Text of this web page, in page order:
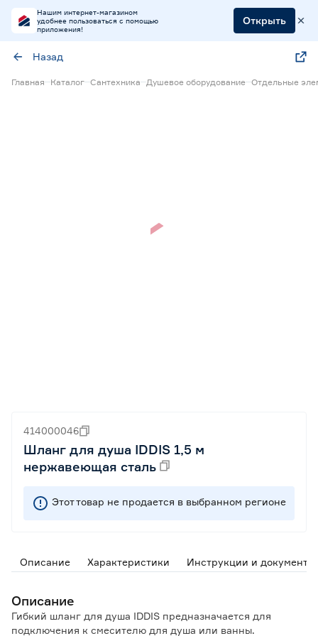
Нашим интернет-магазином
удобнее пользоваться с помощью
приложения!
Открыть
Назад
Главная Каталог Сантехника Душевое оборудование Отдельные
414000046
Шланг для душа IDDIS 1,5 м
нержавеющая сталь
Этот товар не продается в выбранном регионе
Описание Характеристики Инструкции и документы
Описание
Гибкий шланг для душа IDDIS предназначается для
подключения к смесителю для душа или ванны.